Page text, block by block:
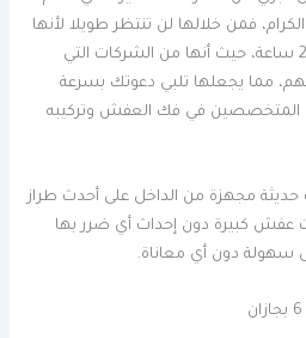
فمن خلالها لن تنتظر طويلا لأنها
جاهزة للرد عليك على مدار ال24 ساعة، حيث أنها من الشركات التي
مما يجعلها تلبي دعوتك بسرعة
المتخصصين في فك العفش وتركيبه
مجهزة من الداخل على أحدث طراز
كبيرة دون إحداث أي ضرر بها
سهولة دون أي معاناة.